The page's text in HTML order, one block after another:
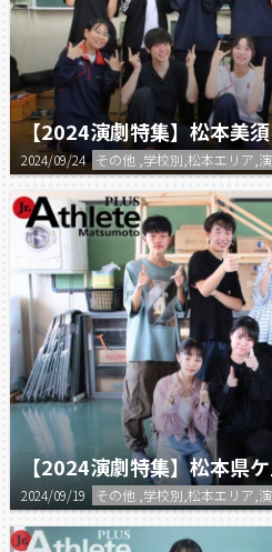
2024/09/24 その他 ,学校別,松本エリア,
【2024演劇特集】松本県
2024/09/19 その他 ,学校別,松本エリア,